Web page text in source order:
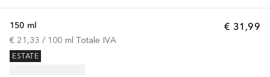
€ 31,99
150 ml
€ 21,33 / 100 ml Totale IVA
ESTATE